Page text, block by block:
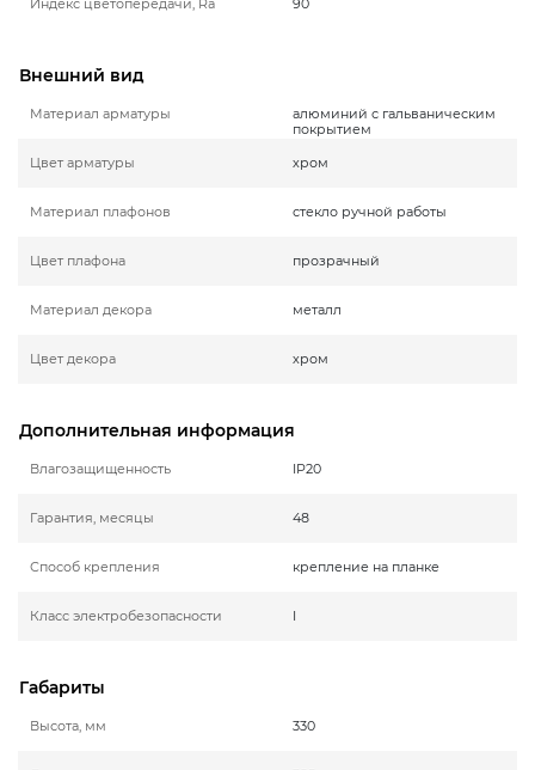
Внешний вид
Материал арматуры
алюминий с гальваническим
покрытием
Цвет арматуры
хром
Материал плафонов стекло ручной работы
Цвет плафона прозрачный
Материал декора металл
Цвет декора хром
Дополнительная информация
Влагозащищенность IP20
Гарантия, месяцы 48
Способ крепления крепление на планке
Класс электробезопасности I
Габариты
Высота, мм 330